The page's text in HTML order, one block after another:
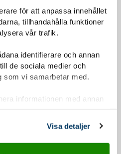
för att anpassa innehållet
tillhandahålla funktioner
vår trafik.
identifierare och annan
de sociala medier och
vi samarbetar med.
informationen med annan
eller som de har
Visa detaljer
växa som individer och